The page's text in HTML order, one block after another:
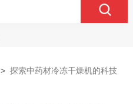
>探索中药材冷冻干燥机的科技